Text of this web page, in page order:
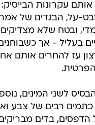
עקרונות הבייסיק:
על, הבגדים של
ובטח שלא
בעליל - אך
עז להחרים אותם
לשני המינים,
כתמים רבים של צבע
בדים